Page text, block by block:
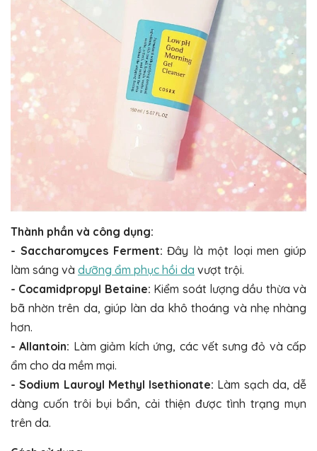
Thành phần và công dụng:
- Saccharomyces Ferment: Đây là một loại men giúp
làm sáng và dưỡng ẩm phục hồi da vượt trội.
- Cocamidpropyl Betaine: Kiểm soát lượng dầu thừa và
bã nhờn trên da, giúp làn da khô thoáng và nhẹ nhàng
hơn.
- Allantoin: Làm giảm kích ứng, các vết sưng đỏ và cấp
ẩm cho da mềm mại.
- Sodium Lauroyl Methyl Isethionate: Làm sạch da, dễ
dàng cuốn trôi bụi bẩn, cải thiện được tình trạng mụn
trên da.